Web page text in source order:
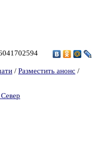
/ Разместить анонс /